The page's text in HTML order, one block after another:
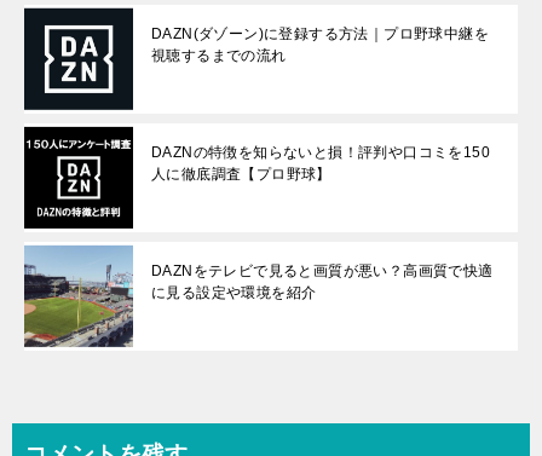
DAZN(ダゾーン)に登録する方法｜プロ野球中継を
視聴するまでの流れ
DAZNの特徴を知らないと損！評判や口コミを150
人に徹底調査【プロ野球】
DAZNをテレビで見ると画質が悪い？高画質で快適
に見る設定や環境を紹介